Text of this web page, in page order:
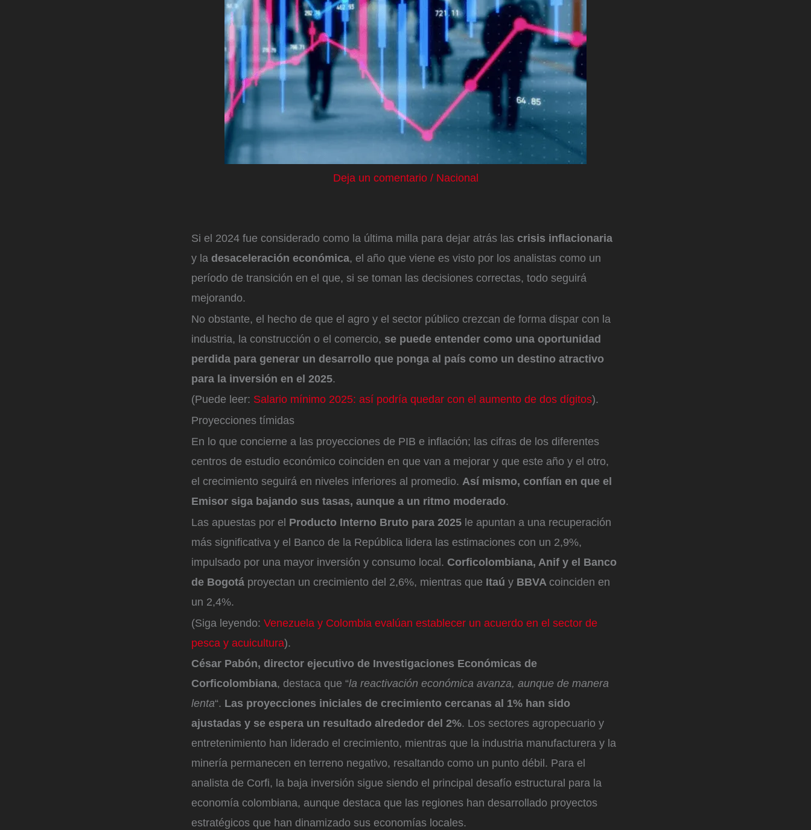
Deja un comentario / Nacional
Si el 2024 fue considerado como la última milla para dejar atrás las crisis inflacionaria
y la desaceleración económica, el año que viene es visto por los analistas como un
período de transición en el que, si se toman las decisiones correctas, todo seguirá
mejorando.
No obstante, el hecho de que el agro y el sector público crezcan de forma dispar con la
industria, la construcción o el comercio, se puede entender como una oportunidad
perdida para generar un desarrollo que ponga al país como un destino atractivo
para la inversión en el 2025.
(Puede leer: Salario mínimo 2025: así podría quedar con el aumento de dos dígitos).
Proyecciones tímidas
En lo que concierne a las proyecciones de PIB e inflación; las cifras de los diferentes
centros de estudio económico coinciden en que van a mejorar y que este año y el otro,
el crecimiento seguirá en niveles inferiores al promedio. Así mismo, confían en que el
Emisor siga bajando sus tasas, aunque a un ritmo moderado.
Las apuestas por el Producto Interno Bruto para 2025 le apuntan a una recuperación
más significativa y el Banco de la República lidera las estimaciones con un 2,9%,
impulsado por una mayor inversión y consumo local. Corficolombiana, Anif y el Banco
de Bogotá proyectan un crecimiento del 2,6%, mientras que Itaú y BBVA coinciden en
un 2,4%.
(Siga leyendo: Venezuela y Colombia evalúan establecer un acuerdo en el sector de
pesca y acuicultura).
César Pabón, director ejecutivo de Investigaciones Económicas de
Corficolombiana, destaca que “la reactivación económica avanza, aunque de manera
lenta“. Las proyecciones iniciales de crecimiento cercanas al 1% han sido
ajustadas y se espera un resultado alrededor del 2%. Los sectores agropecuario y
entretenimiento han liderado el crecimiento, mientras que la industria manufacturera y la
minería permanecen en terreno negativo, resaltando como un punto débil. Para el
analista de Corfi, la baja inversión sigue siendo el principal desafío estructural para la
economía colombiana, aunque destaca que las regiones han desarrollado proyectos
estratégicos que han dinamizado sus economías locales.